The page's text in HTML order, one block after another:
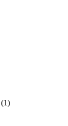
(1)